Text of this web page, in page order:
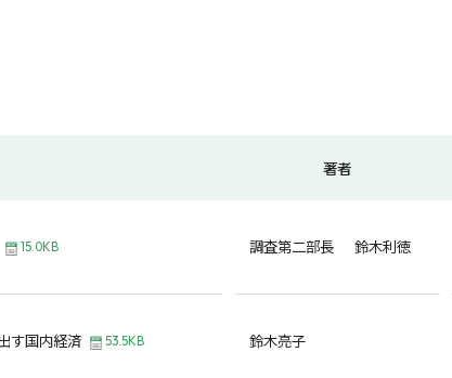
著者
15.0KB 調査第二部長 鈴木利徳
す国内経済 53.5KB 鈴木亮子